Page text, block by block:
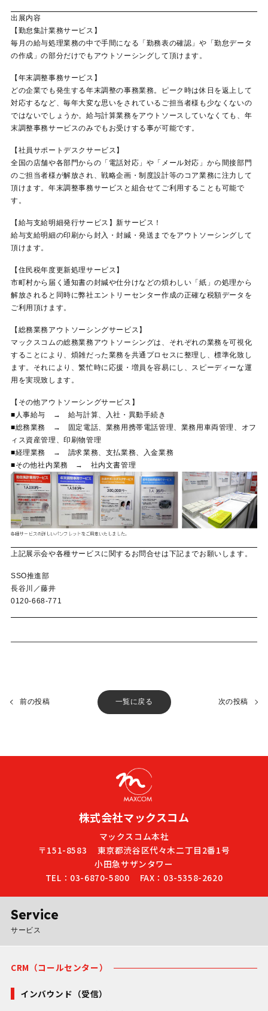
出展内容
【勤怠集計業務サービス】
毎月の給与処理業務の中で手間になる「勤務表の確認」や「勤怠データ
の作成」の部分だけでもアウトソーシングして頂けます。
【年末調整事務サービス】
どの企業でも発生する年末調整の事務業務。ピーク時は休日を返上して
対応するなど、毎年大変な思いをされているご担当者様も少なくないの
ではないでしょうか。給与計算業務をアウトソースしていなくても、年
末調整事務サービスのみでもお受けする事が可能です。
【社員サポートデスクサービス】
全国の店舗や各部門からの「電話対応」や「メール対応」から間接部門
のご担当者様が解放され、戦略企画・制度設計等のコア業務に注力して
頂けます。年末調整事務サービスと組合せてご利用することも可能で
す。
【給与支給明細発行サービス】新サービス！
給与支給明細の印刷から封入・封緘・発送までをアウトソーシングして
頂けます。
【住民税年度更新処理サービス】
市町村から届く通知書の封緘や仕分けなどの煩わしい「紙」の処理から
解放されると同時に弊社エントリーセンター作成の正確な税額データを
ご利用頂けます。
【総務業務アウトソーシングサービス】
マックスコムの総務業務アウトソーシングは、それぞれの業務を可視化
することにより、煩雑だった業務を共通プロセスに整理し、標準化致し
ます。それにより、繁忙時に応援・増員を容易にし、スピーディーな運
用を実現致します。
【その他アウトソーシングサービス】
■人事給与 → 給与計算、入社・異動手続き
■総務業務 → 固定電話、業務用携帯電話管理、業務用車両管理、オフ
ィス資産管理、印刷物管理
■経理業務 → 請求業務、支払業務、入金業務
■その他社内業務 → 社内文書管理
上記展示会や各種サービスに関するお問合せは下記までお願いします。
SSO推進部
長谷川／藤井
0120-668-771
前の投稿 一覧に戻る 次の投稿
株式会社マックスコム
マックスコム本社
〒151-8583
東京都渋谷区代々木二丁目2番1号
小田急サザンタワー
TEL：03-6870-5800
FAX：03-5358-2620
Service
サービス
CRM（コールセンター）
インバウンド（受信）